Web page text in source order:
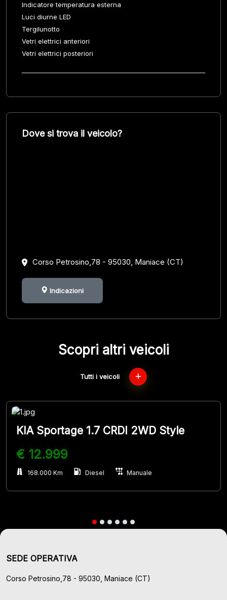
Indicatore temperatura esterna
Luci diurne LED
Tergilunotto
Vetri elettrici anteriori
Vetri elettrici posteriori
Dove si trova il veicolo?
Corso Petrosino,78 - 95030, Maniace (CT)
Indicazioni
Scopri altri veicoli
Tutti i veicoli
KIA Sportage 1.7 CRDI 2WD Style
€ 12.999
168.000 Km Diesel Manuale
SEDE OPERATIVA
Corso Petrosino,78 - 95030, Maniace (CT)